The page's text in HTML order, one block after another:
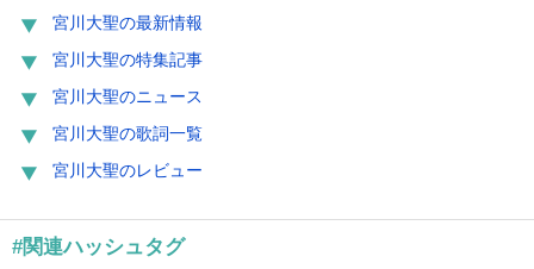
宮川大聖の最新情報
宮川大聖の特集記事
宮川大聖のニュース
宮川大聖の歌詞一覧
宮川大聖のレビュー
#関連ハッシュタグ